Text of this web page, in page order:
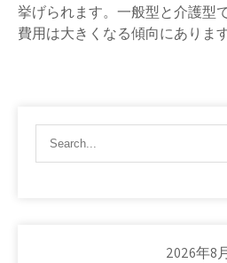
挙げられます。一般型と介護型
費用は大きくなる傾向にあります
2026年8